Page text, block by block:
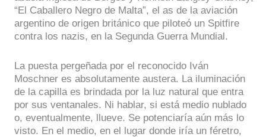
“El Caballero Negro de Malta”, el as de la aviación
argentino de origen británico que piloteó un Spitfire
contra los nazis, en la Segunda Guerra Mundial.
La puesta pergeñada por el reconocido Iván
Moschner es absolutamente austera. La iluminación
de la capilla es brindada por la luz natural que entra
por sus ventanales. Ni hablar, si está medio nublado
o, eventualmente, llueve. Se potenciaría aún más lo
visto. En el medio, en el lugar donde iría un féretro,